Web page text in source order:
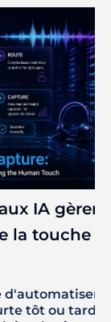
IA gèrent
la touche
d'automatiser
tôt ou tard à